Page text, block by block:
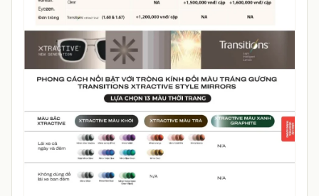
Các lợi ích vượt trội của kính đa tròng Essilor Varilux